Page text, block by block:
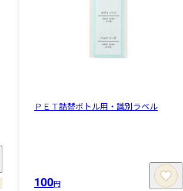
ＰＥＴ詰替ボトル用・識別ラベル
100円